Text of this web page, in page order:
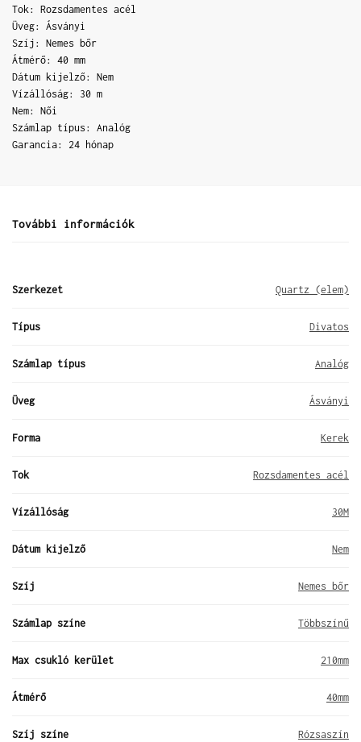
Tok: Rozsdamentes acél
Üveg: Ásványi
Szíj: Nemes bőr
Átmérő: 40 mm
Dátum kijelző: Nem
Vízállóság: 30 m
Nem: Női
Számlap típus: Analóg
Garancia: 24 hónap
További információk
Szerkezet Quartz (elem)
Típus Divatos
Számlap típus Analóg
Üveg Ásványi
Forma Kerek
Tok Rozsdamentes acél
Vízállóság 30M
Dátum kijelző Nem
Szíj Nemes bőr
Számlap színe Többszínű
Max csukló kerület 210mm
Átmérő 40mm
Szíj színe Rózsaszín